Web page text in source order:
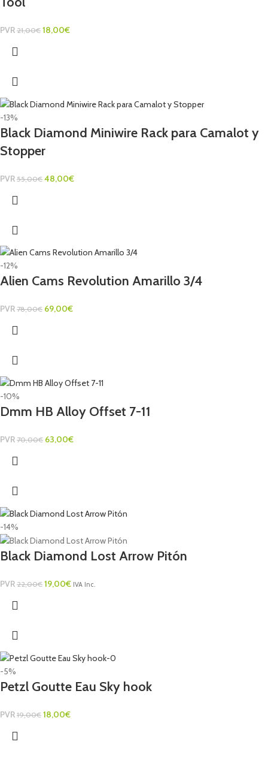
PVR 21,00€ 18,00€
-13%
Black Diamond Miniwire Rack para Camalot y
Stopper
PVR 55,00€ 48,00€
-12%
Alien Cams Revolution Amarillo 3/4
PVR 78,00€ 69,00€
-10%
Dmm HB Alloy Offset 7-11
PVR 70,00€ 63,00€
-14%
Black Diamond Lost Arrow Pitón
PVR 22,00€ 19,00€ IVA Inc.
-5%
Petzl Goutte Eau Sky hook
PVR 19,00€ 18,00€